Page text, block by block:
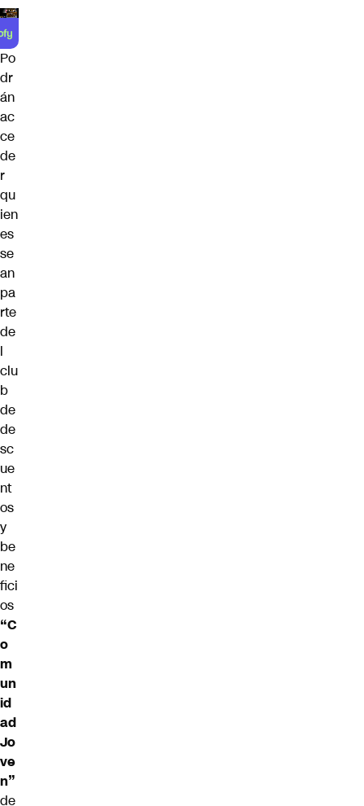
Po
dr
án
ac
ce
de
r
qu
ien
es
se
an
pa
rte
de
l
clu
b
de
de
sc
ue
nt
os
y
be
ne
fici
os
“C
o
m
un
id
ad
Jo
ve
n”
de